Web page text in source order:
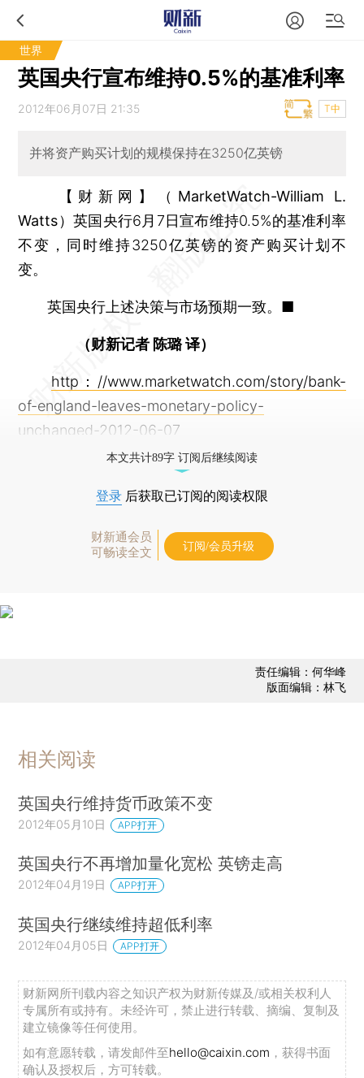
世界
英国央行宣布维持0.5%的基准利率
2012年06月07日 21:35 T中
并将资产购买计划的规模保持在3250亿英镑
【财新网】（MarketWatch-William L.
Watts） 英国央行6月7日宣布维持0.5%的基准利率
不变，同时维持3250亿英镑的资产购买计划不
变。
英国央行上述决策与市场预期一致。■
（财新记者 陈璐 译）
http：//www.marketwatch.com/story/bank-
of-england-leaves-monetary-policy-
unchanged-2012-06-07
本文共计89字 订阅后继续阅读
登录 后获取已订阅的阅读权限
财新通会员
可畅读全文
订阅/会员升级
责任编辑：何华峰
版面编辑：林飞
相关阅读
英国央行维持货币政策不变
2012年05月10日 APP打开
英国央行不再增加量化宽松 英镑走高
2012年04月19日 APP打开
英国央行继续维持超低利率
2012年04月05日 APP打开
财新网所刊载内容之知识产权为财新传媒及/或相关权利人
专属所有或持有。未经许可，禁止进行转载、摘编、复制及
建立镜像等任何使用。
如有意愿转载，请发邮件至hello@caixin.com ，获得书面
确认及授权后，方可转载。